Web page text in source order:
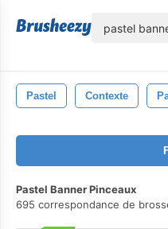
Pastel Contexte
Pastel Banner Pinceaux
695 correspondance de